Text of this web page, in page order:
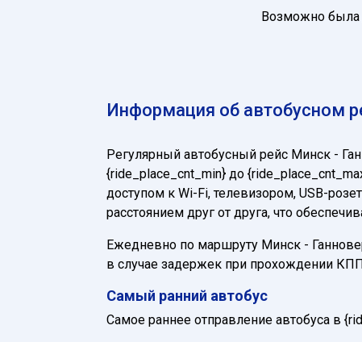
Возможно была
Информация об автобусном
Регулярный автобусный рейс Минск -
{ride_place_cnt_min} до
доступом к Wi-Fi, телевизором, USB-
расстоянием друг от друга, что
Ежедневно по маршруту Минск -
в случае задержек при прохождении
Самый ранний автобус
Самое раннее отправление автобуса в